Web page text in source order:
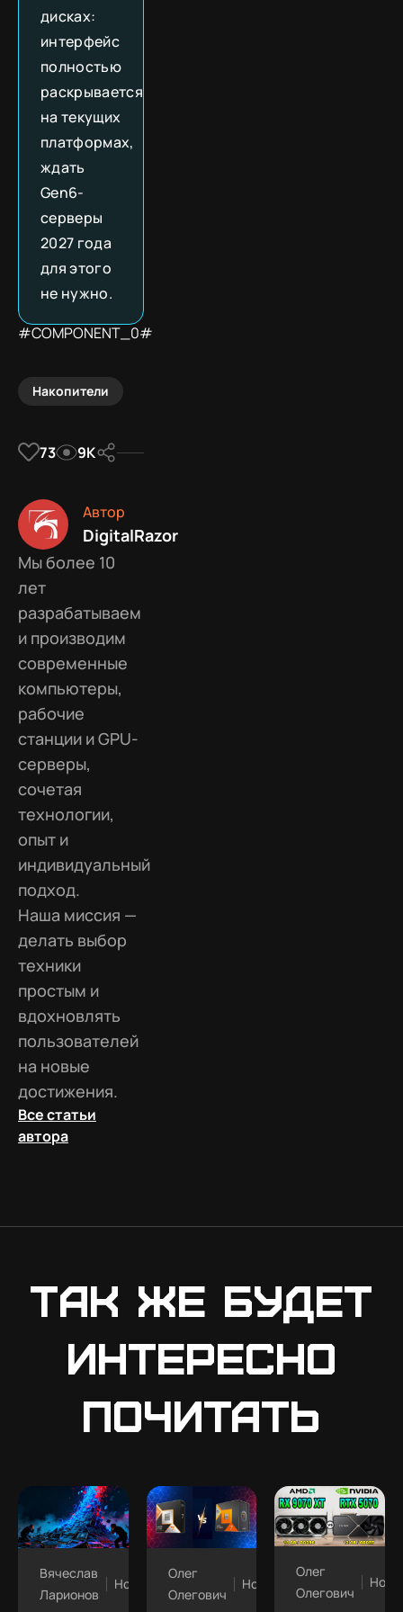
дисках:
интерфейс
полностью
раскрывается
на текущих
платформах,
ждать
Gen6-
серверы
2027 года
для этого
не нужно.
#COMPONENT_0#
Накопители
73 9К
Автор
DigitalRazor
Мы более 10
лет
разрабатываем
и производим
современные
компьютеры,
рабочие
станции и GPU-
серверы,
сочетая
технологии,
опыт и
индивидуальный
подход.
Наша миссия —
делать выбор
техники
простым и
вдохновлять
пользователей
на новые
достижения.
Все статьи
автора
Так же будет
интересно
почитать
Вячеслав
Ларионов
Новости
Олег
Олегович
Новости
Олег
Олегович